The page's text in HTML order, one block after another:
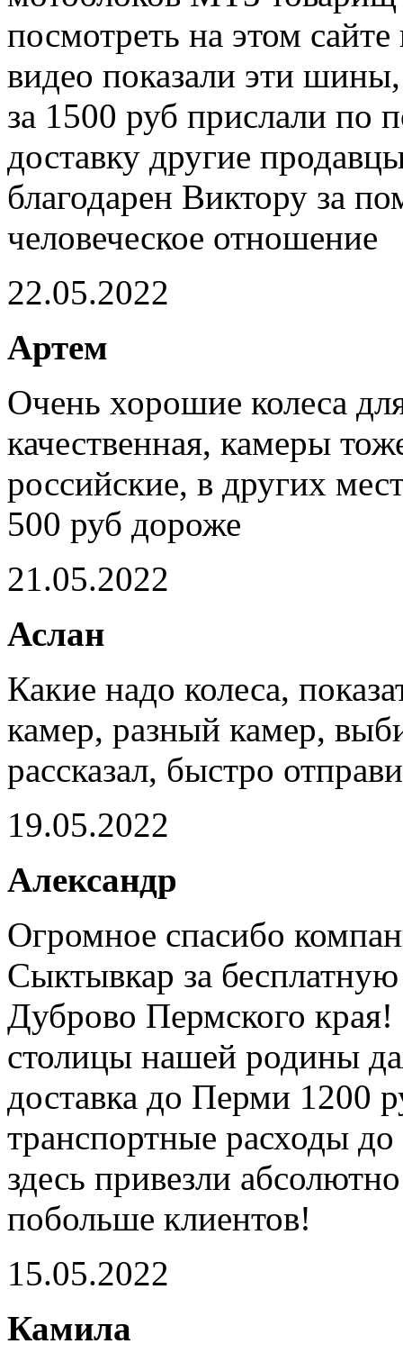
посмотреть на этом
видео показали эти
за 1500 руб прислали по
доставку другие
благодарен Виктору за
человеческое отношение
22.05.2022
Артем
Очень хорошие колеса
качественная, камеры
российские, в других
500 руб дороже
21.05.2022
Аслан
Какие надо колеса,
камер, разный камер,
рассказал, быстро
19.05.2022
Александр
Огромное спасибо
Сыктывкар за
Дуброво Пермского
столицы нашей родины
доставка до Перми 1200
транспортные расходы
здесь привезли
побольше клиентов!
15.05.2022
Камила